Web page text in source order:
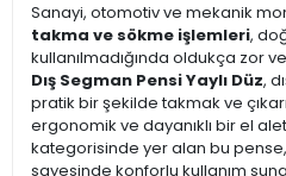
Sanayi, otomotiv ve mekanik
takma ve sökme işlemleri,
kullanılmadığında oldukça zor
Dış Segman Pensi Yaylı Düz,
pratik bir şekilde takmak ve
ergonomik ve dayanıklı bir el
kategorisinde yer alan bu pense,
sayesinde konforlu kullanım